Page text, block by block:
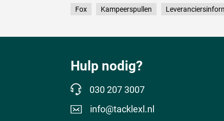
Fox Kampeerspullen
Hulp nodig?
030 207 3007
info@tacklexl.nl